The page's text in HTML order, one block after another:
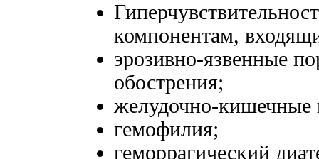
компонентам,
эрозивно-язвенные
обострения;
желудочно-кишечные
гемофилия;
геморрагический